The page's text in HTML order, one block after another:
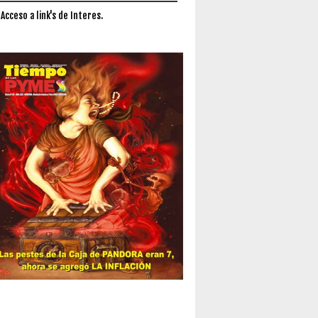
a link's de Interes.